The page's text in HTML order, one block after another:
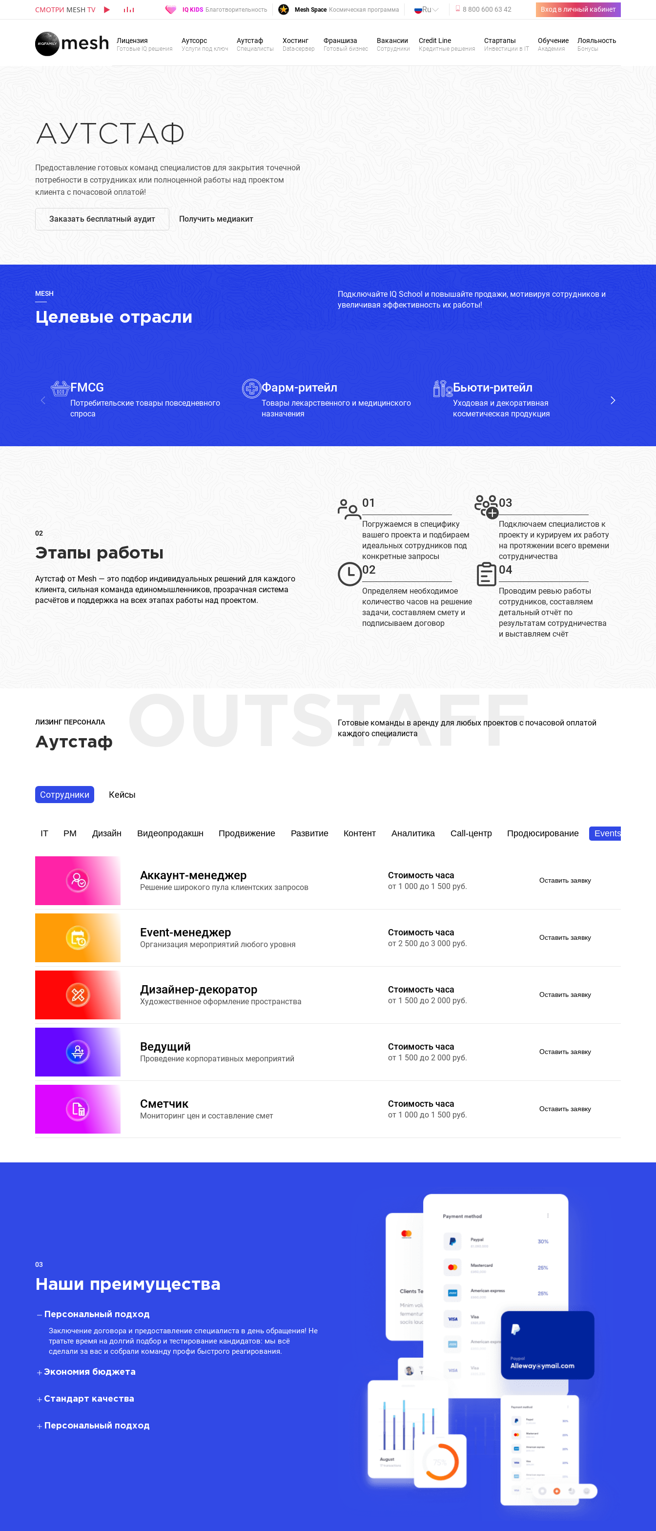
СМОТРИ MESH TV IQ KIDS Благотворительность Mesh Space Космическая программа Ru 8 800 600 63 42 Вход в личный кабинет
Лицензия
Готовые IQ решения
Аутсорс
Услуги под ключ
Аутстаф
Специалисты
Хостинг
Data-сервер
Франшиза
Готовый бизнес
Вакансии
Сотрудники
Credit Line
Кредитные решения
Стартапы
Инвестиции в IT
Обучение
Академия
Лояльность
Бонусы
АУТСТАФ
Предоставление готовых команд специалистов для закрытия точечной
потребности в сотрудниках или полноценной работы над проектом
клиента с почасовой оплатой!
Заказать бесплатный аудит Получить медиакит
MESH
Целевые отрасли
Подключайте IQ School и повышайте продажи, мотивируя сотрудников и
увеличивая эффективность их работы!
FMCG
Потребительские товары повседневного
спроса
Фарм-ритейл
Товары лекарственного и медицинского
назначения
Бьюти-ритейл
Уходовая и декоративная
косметическая продукция
02
Этапы работы
Аутстаф от Mesh — это подбор индивидуальных решений для каждого
клиента, сильная команда единомышленников, прозрачная система
расчётов и поддержка на всех этапах работы над проектом.
01
Погружаемся в специфику
вашего проекта и подбираем
идеальных сотрудников под
конкретные запросы
03
Подключаем специалистов к
проекту и курируем их работу
на протяжении всего времени
сотрудничества
02
Определяем необходимое
количество часов на решение
задачи, составляем смету и
подписываем договор
04
Проводим ревью работы
сотрудников, составляем
детальный отчёт по
результатам сотрудничества
и выставляем счёт
OUTSTAFF
ЛИЗИНГ ПЕРСОНАЛА
Аутстаф
Готовые команды в аренду для любых проектов с почасовой оплатой
каждого специалиста
Сотрудники Кейсы
IT PM Дизайн Видеопродакшн Продвижение Развитие Контент Аналитика Call-центр Продюсирование Events
Аккаунт-менеджер
Решение широкого пула клиентских запросов
Стоимость часа
от 1 000 до 1 500 руб.
Оставить заявку
Event-менеджер
Организация мероприятий любого уровня
Стоимость часа
от 2 500 до 3 000 руб.
Оставить заявку
Дизайнер-декоратор
Художественное оформление пространства
Стоимость часа
от 1 500 до 2 000 руб.
Оставить заявку
Ведущий
Проведение корпоративных мероприятий
Стоимость часа
от 1 500 до 2 000 руб.
Оставить заявку
Сметчик
Мониторинг цен и составление смет
Стоимость часа
от 1 000 до 1 500 руб.
Оставить заявку
03
Наши преимущества
Персональный подход
Заключение договора и предоставление специалиста в день обращения! Не
тратьте время на долгий подбор и тестирование кандидатов: мы всё
сделали за вас и собрали команду профи быстрого реагирования.
Экономия бюджета
Стандарт качества
Персональный подход